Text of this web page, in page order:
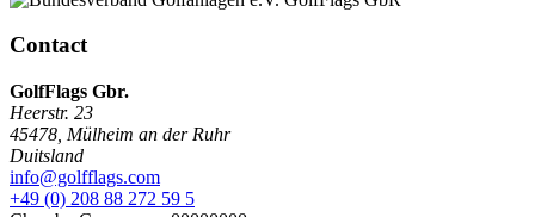
Contact
GolfFlags Gbr.
Heerstr. 23
45478 Mülheim an der Ruhr
Duitsland
info@golfflags.com
+49 (0) 208 88 272 59 5